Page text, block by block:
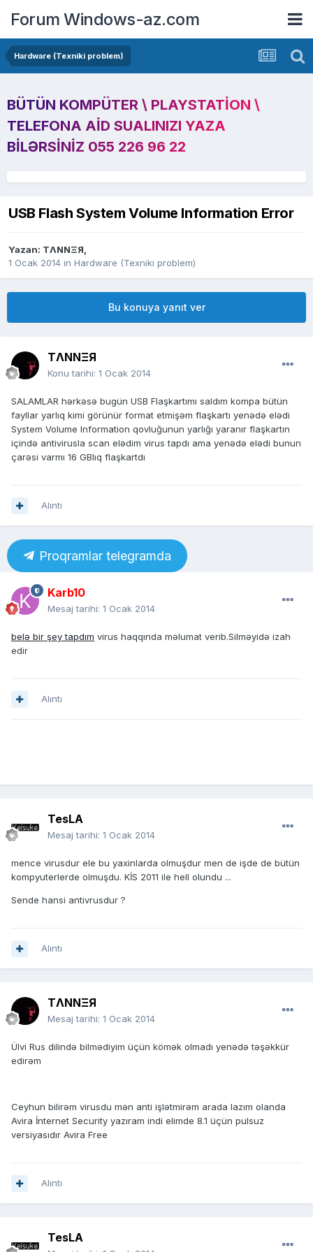
Forum Windows-az.com
Hardware (Texniki problem)
BÜTÜN KOMPÜTER \ PLAYSTATION \
TELEFONA AID SUALINIZI YAZA
BILƏRSINIZ 055 226 96 22
USB Flash System Volume Information Error
Yazan: TΛNNΞЯ,
1 Ocak 2014 in Hardware (Texniki problem)
Bu konuya yanıt ver
TΛNNΞЯ
Konu tarihi: 1 Ocak 2014
SALAMLAR hərkəsə bugün USB Flaşkartımı saldım kompa bütün
fayllar yarlıq kimi görünür format etmişəm flaşkartı yenədə elədi
System Volume Information qovluğunun yarlığı yaranır flaşkartın
içində antivirusla scan elədim virus tapdı ama yenədə elədi bunun
çarəsi varmı 16 GBlıq flaşkartdı
Alıntı
Proqramlar telegramda
Karb10
Mesaj tarihi: 1 Ocak 2014
belə bir şey tapdım virus haqqında məlumat verib.Silməyidə izah
edir
Alıntı
TesLA
Mesaj tarihi: 1 Ocak 2014
mence virusdur ele bu yaxinlarda olmuşdur men de işde de bütün
kompyuterlerde olmuşdu. KİS 2011 ile hell olundu ...
Sende hansi antivrusdur ?
Alıntı
TΛNNΞЯ
Mesaj tarihi: 1 Ocak 2014
Ülvi Rus dilində bilmədiyim üçün kömək olmadı yenədə təşəkkür
edirəm
Ceyhun bilirəm virusdu mən anti işlətmirəm arada lazım olanda
Avira İnternet Security yazıram indi elimde 8.1 üçün pulsuz
versiyasıdır Avira Free
Alıntı
TesLA